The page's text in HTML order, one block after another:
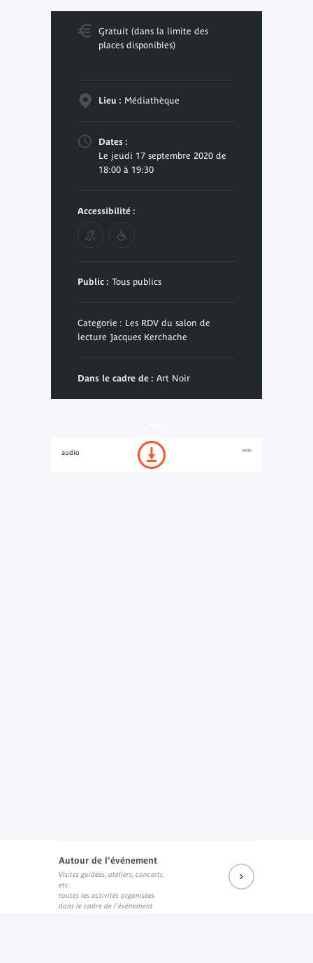
Gratuit (dans la limite des
places disponibles)
Lieu : Médiathèque
Dates :
Le jeudi 17 septembre 2020 de
18:00 à 19:30
Accessibilité :
Public : Tous publics
Categorie : Les RDV du salon de
lecture Jacques Kerchache
Dans le cadre de : Art Noir
audio min
Autour de l'événement
Visites guidées, ateliers, concerts,
etc.
toutes les activités organisées
dans le cadre de l'événement